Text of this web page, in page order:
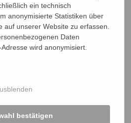
ein technisch
anonymisierte Statistiken über
auf unserer Website zu erfassen.
Daten
wird anonymisiert.
bestätigen